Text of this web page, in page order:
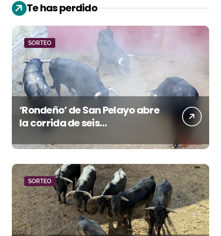
Te has perdido
SORTEO
‘Rondeño’ de San Pelayo abre
la corrida de seis
rejoneadores en El Puerto de
Santa María esta noche
SORTEO